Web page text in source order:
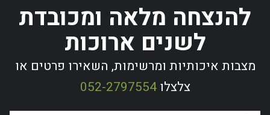
להנצחה מלאה ומכובדת
לשנים ארוכות
מצבות איכותיות ומרשימות, השאירו פרטים או
צלצלו052-2797554